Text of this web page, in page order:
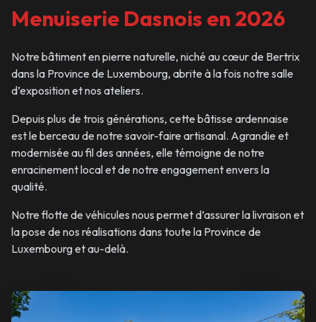
Menuiserie Dasnois en 2026
Notre bâtiment en pierre naturelle, niché au cœur de Bertrix
dans la Province de Luxembourg, abrite à la fois notre salle
d’exposition et nos ateliers.
Depuis plus de trois générations, cette bâtisse ardennaise
est le berceau de notre savoir-faire artisanal. Agrandie et
modernisée au fil des années, elle témoigne de notre
enracinement local et de notre engagement envers la
qualité.
Notre flotte de véhicules nous permet d’assurer la livraison et
la pose de nos réalisations dans toute la Province de
Luxembourg et au-delà.